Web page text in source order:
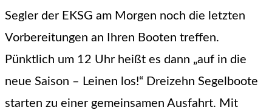
Segler der EKSG am Morgen noch die letzten
Vorbereitungen an Ihren Booten treffen.
Pünktlich um 12 Uhr heißt es dann „auf in die
neue Saison – Leinen los!“ Dreizehn Segelboote
starten zu einer gemeinsamen Ausfahrt. Mit